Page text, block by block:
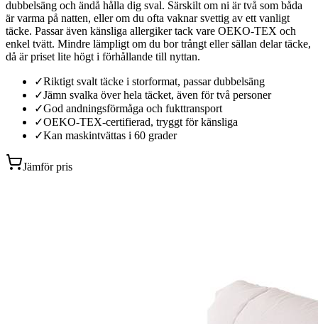
dubbelsäng och ändå hålla dig sval. Särskilt om ni är två som båda
är varma på natten, eller om du ofta vaknar svettig av ett vanligt
täcke. Passar även känsliga allergiker tack vare OEKO-TEX och
enkel tvätt. Mindre lämpligt om du bor trångt eller sällan delar täcke,
då är priset lite högt i förhållande till nyttan.
✓Riktigt svalt täcke i storformat, passar dubbelsäng
✓Jämn svalka över hela täcket, även för två personer
✓God andningsförmåga och fukttransport
✓OEKO-TEX-certifierad, tryggt för känsliga
✓Kan maskintvättas i 60 grader
Jämför pris